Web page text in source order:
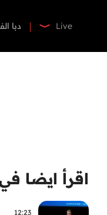
Live دبا
اقرأ ايضا في
12:23